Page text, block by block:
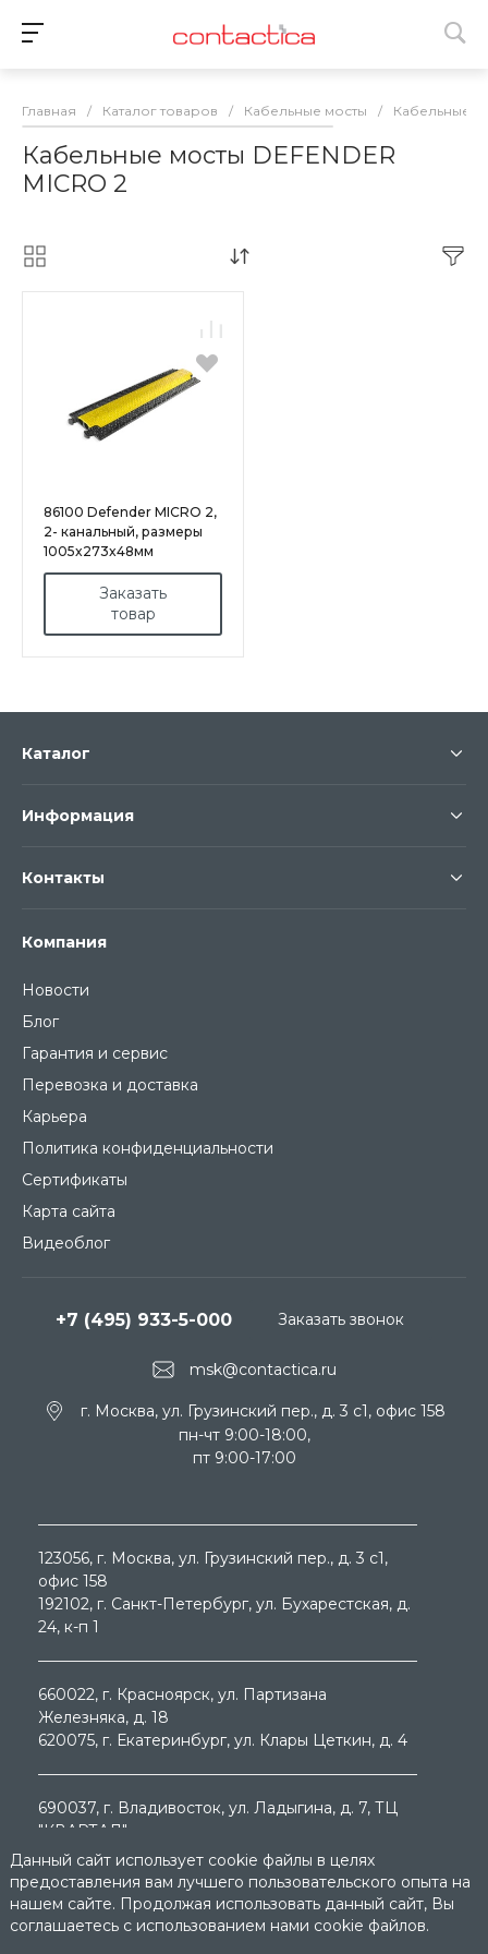
Главная / Каталог товаров / Кабельные мосты / Кабельные
Кабельные мосты DEFENDER
MICRO 2
86100 Defender MICRO 2,
2- канальный, размеры
1005x273x48мм
Заказать
товар
Компания
Новости
Блог
Гарантия и сервис
Перевозка и доставка
Карьера
Политика конфиденциальности
Сертификаты
Карта сайта
Видеоблог
Каталог
Информация
Контакты
msk@contactica.ru
+7 (495) 933-5-000
г. Москва, ул. Грузинский пер., д. 3 c1, офис 158
пн-чт 9:00-18:00,
пт 9:00-17:00
Заказать звонок
123056, г. Москва, ул. Грузинский пер., д. 3 c1,
офис 158
192102, г. Санкт-Петербург, ул. Бухарестская, д.
24, к-п 1
660022, г. Красноярск, ул. Партизана
Железняка, д. 18
620075, г. Екатеринбург, ул. Клары Цеткин, д. 4
690037, г. Владивосток, ул. Ладыгина, д. 7, ТЦ
"КВАРТАЛ"
Данный сайт использует cookie файлы в целях
предоставления вам лучшего пользовательского опыта на
нашем сайте. Продолжая использовать данный сайт, Вы
соглашаетесь с использованием нами cookie файлов.